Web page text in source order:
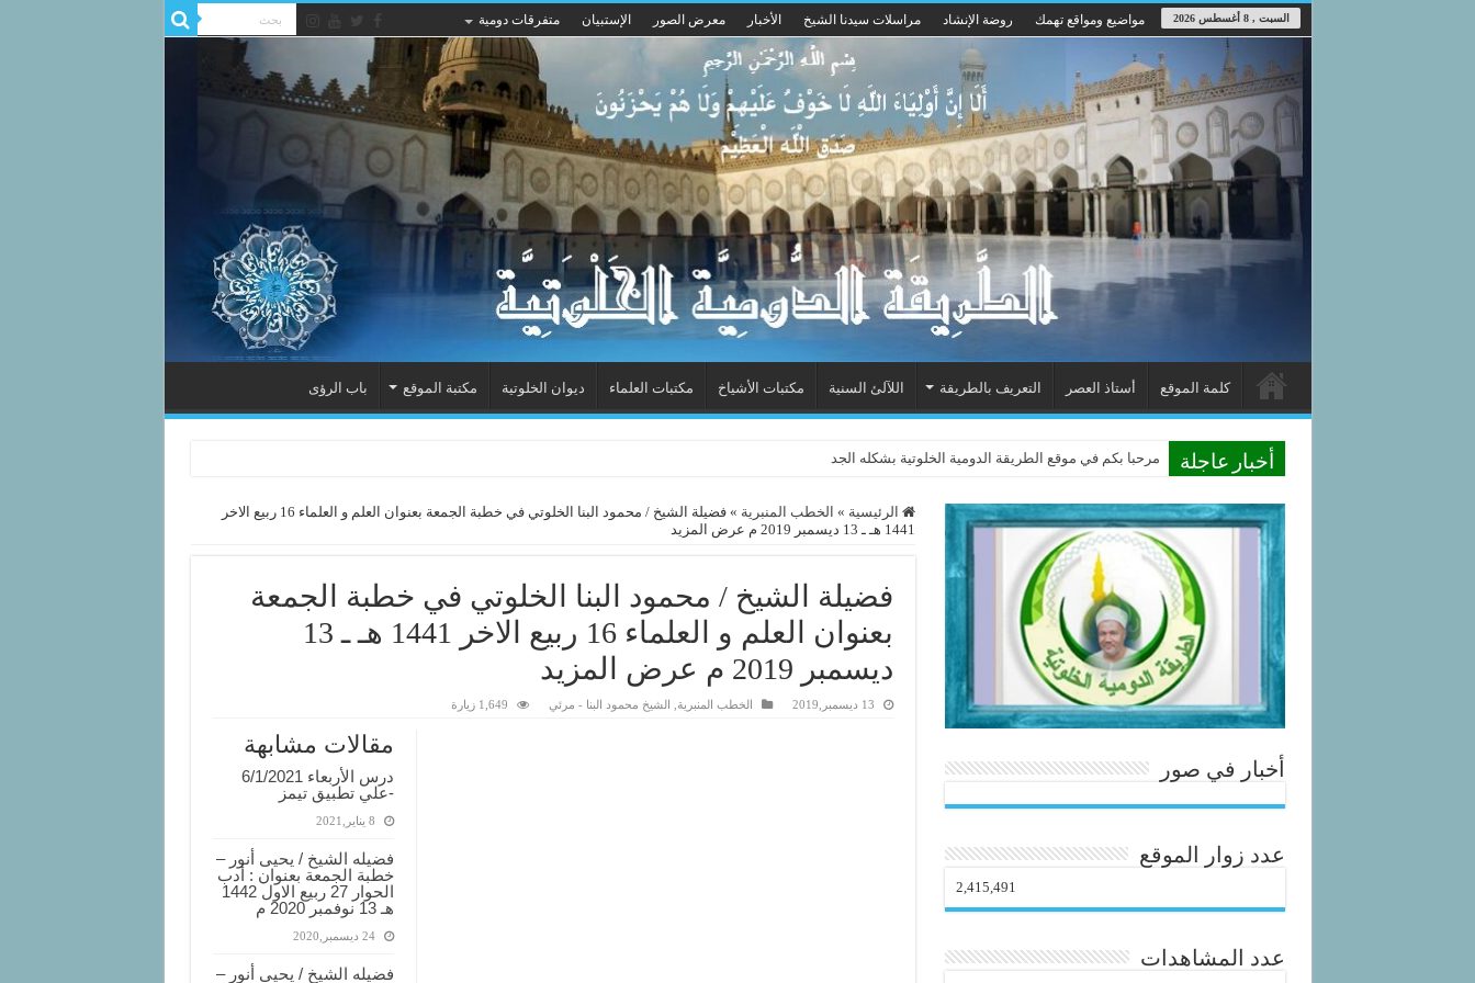
السبت , 8 أغسطس 2026 مواضيع ومواقع تهمك روضة الإنشاد مراسلات سيدنا الشيخ الأخبار معرض الصور الإستبيان متفرقات دومية
كلمة الموقع أستاذ العصر التعريف بالطريقة اللآلئ السنية مكتبات الأشياخ مكتبات العلماء ديوان الخلوتية مكتبة الموقع باب الرؤى
أخبار عاجلة مرحبا بكم في موقع الطريقة الدومية الخلوتية بشكله الجديد 2015
الرئيسية » الخطب المنبرية »
فضيلة الشيخ / محمود البنا الخلوتي في خطبة الجمعة بعنوان العلم و العلماء 16 ربيع الاخر
1441 هـ ـ 13 ديسمبر 2019 م عرض المزيد
فضيلة الشيخ / محمود البنا الخلوتي في خطبة الجمعة
بعنوان العلم و العلماء 16 ربيع الاخر 1441 هـ ـ 13
ديسمبر 2019 م عرض المزيد
13 ديسمبر,2019 الخطب المنبرية الشيخ محمود البنا - مرئي 1,649 زيارة
مقالات مشابهة
درس الأربعاء 6/1/2021
-علي تطبيق تيمز
8 يناير,2021
فضيله الشيخ / يحيى أنور –
خطبة الجمعة بعنوان : أدب
الحوار 27 ربيع الاول 1442
هـ 13 نوفمبر 2020 م
24 ديسمبر,2020
فضيله الشيخ / يحيى أنور –
أخبار في صور
عدد زوار الموقع
2,415,491
عدد المشاهدات